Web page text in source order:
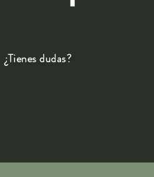
¿Tienes dudas?